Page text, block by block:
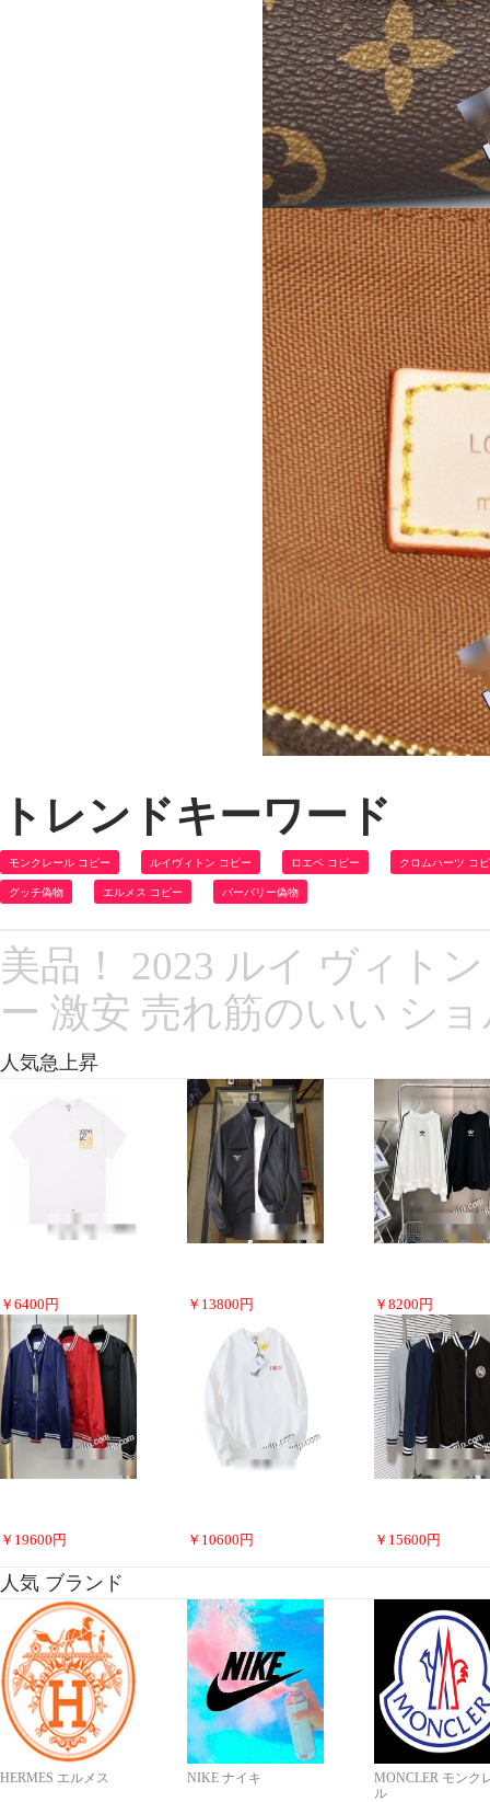
トレンドキーワード
モンクレール コピー ルイヴィトン コピー ロエベ コピー クロムハーツ コ
グッチ偽物 エルメス コピー バーバリー偽物
美品！ 2023 ルイ ヴィト
ー 激安 売れ筋のいい シ
人気急上昇
￥ 6400 円 ￥ 13800 円 ￥ 8200 円
￥ 19600 円 ￥ 10600 円 ￥ 15600 円
人気 ブランド
HERMES エルメス NIKE ナイキ
MONCLER モンク
ル